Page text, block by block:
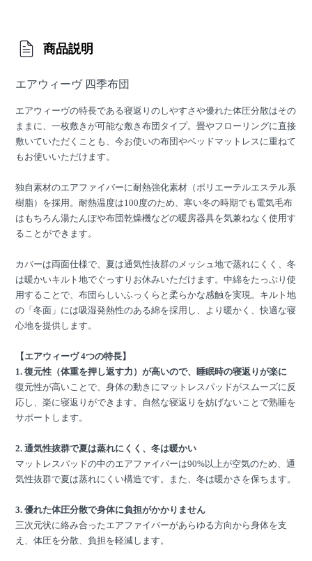
商品説明
エアウィーヴ 四季布団
エアウィーヴの特長である寝返りのしやすさや優れた体圧分散はその
ままに、一枚敷きが可能な敷き布団タイプ。畳やフローリングに直接
敷いていただくことも、今お使いの布団やベッドマットレスに重ねて
もお使いいただけます。
独自素材のエアファイバーに耐熱強化素材（ポリエーテルエステル系
樹脂）を採用。耐熱温度は100度のため、寒い冬の時期でも電気毛布
はもちろん湯たんぽや布団乾燥機などの暖房器具を気兼ねなく使用す
ることができます。
カバーは両面仕様で、夏は通気性抜群のメッシュ地で蒸れにくく、冬
は暖かいキルト地でぐっすりお休みいただけます。中綿をたっぷり使
用することで、布団らしいふっくらと柔らかな感触を実現。キルト地
の「冬面」には吸湿発熱性のある綿を採用し、より暖かく、快適な寝
心地を提供します。
【エアウィーヴ 4つの特長】
1. 復元性（体重を押し返す力）が高いので、睡眠時の寝返りが楽に
復元性が高いことで、身体の動きにマットレスパッドがスムーズに反
応し、楽に寝返りができます。自然な寝返りを妨げないことで熟睡を
サポートします。
2. 通気性抜群で夏は蒸れにくく、冬は暖かい
マットレスパッドの中のエアファイバーは90%以上が空気のため、通
気性抜群で夏は蒸れにくい構造です。また、冬は暖かさを保ちます。
3. 優れた体圧分散で身体に負担がかかりません
三次元状に絡み合ったエアファイバーがあらゆる方向から身体を支
え、体圧を分散、負担を軽減します。